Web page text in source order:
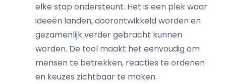
elke stap ondersteunt. Het is een plek waar
ideeën landen, doorontwikkeld worden en
gezamenlijk verder gebracht kunnen
worden. De tool maakt het eenvoudig om
mensen te betrekken, reacties te ordenen
en keuzes zichtbaar te maken.